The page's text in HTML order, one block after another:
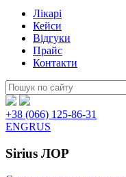
Лікарі
Кейси
Відгуки
Прайс
Контакти
Пошук:
+38 (066) 125-86-31
ENGRUS
Sirius ЛОР